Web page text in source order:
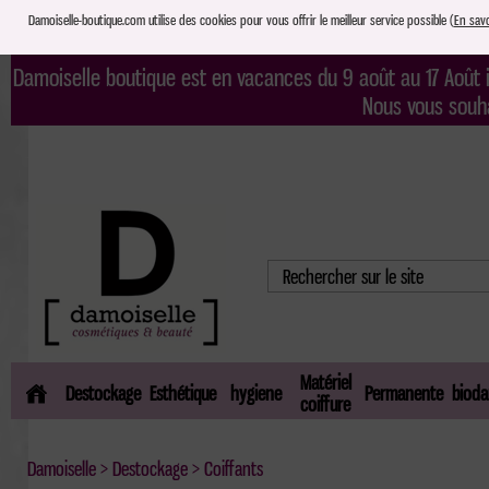
Damoiselle-boutique.com utilise des cookies pour vous offrir le meilleur service possible (En
Damoiselle boutique est en vacances du 9 août au 17
Nous vous
Destockage Esthétique hygiene
Matériel
coiffure
Permanente
Damoiselle> Destockage> Coiffants